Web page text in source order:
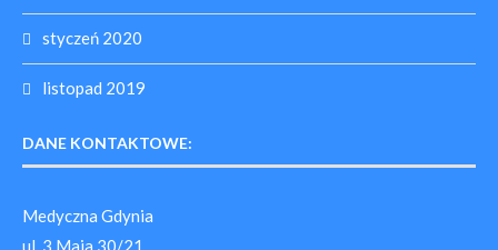
styczeń 2020
listopad 2019
DANE KONTAKTOWE:
Medyczna Gdynia